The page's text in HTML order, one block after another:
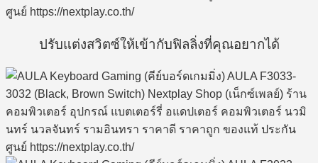
ปรับแต่งสวิตซ์ให้เข้ากับฟิลลิ่งที่คุณอยากได้